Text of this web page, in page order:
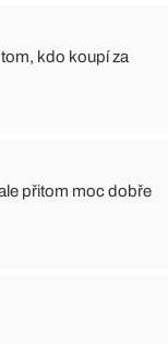
kdo koupí za
přitom moc dobře